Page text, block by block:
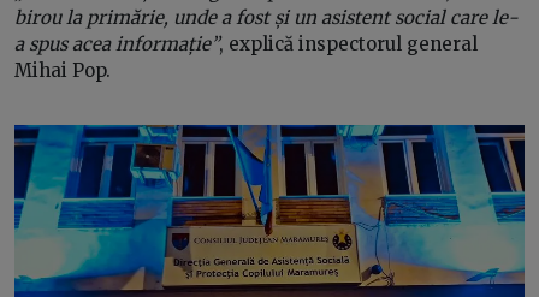
birou la primărie, unde a fost și un asistent social care le-
a spus acea informație”, explică inspectorul general
Mihai Pop.